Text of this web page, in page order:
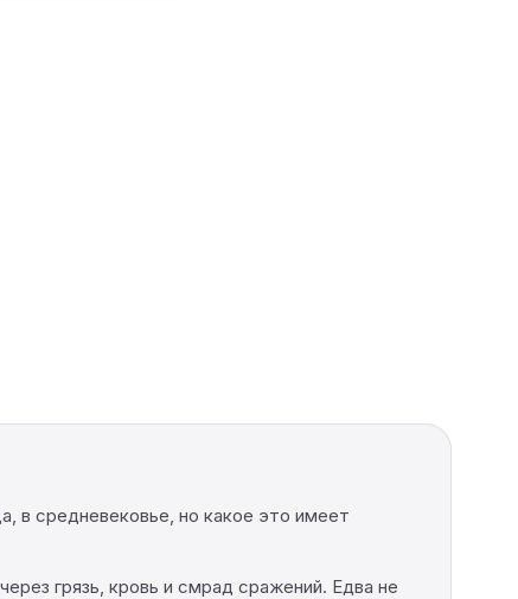
в средневековье, но какое это имеет
грязь, кровь и смрад сражений. Едва не